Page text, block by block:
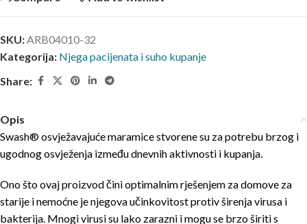
SKU:ARB04010-32
Kategorija: Njega pacijenata i suho kupanje
Share:
Opis
Swash® osvježavajuće maramice stvorene su za potrebu brzog i
ugodnog osvježenja između dnevnih aktivnosti i kupanja.
Ono što ovaj proizvod čini optimalnim rješenjem za domove za
starije i nemoćne je njegova učinkovitost protiv širenja virusa i
bakterija. Mnogi virusi su lako zarazni i mogu se brzo širiti s